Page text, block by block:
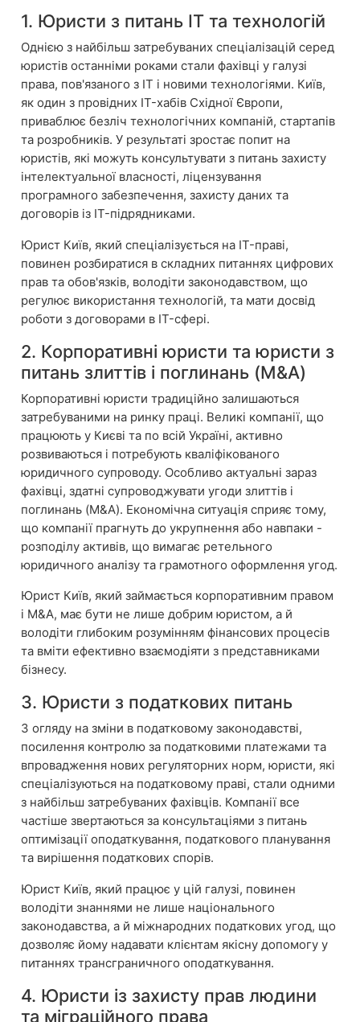
1. Юристи з питань IT та технологій
Однією з найбільш затребуваних спеціалізацій серед
юристів останніми роками стали фахівці у галузі
права, пов'язаного з IT і новими технологіями. Київ,
як один з провідних IT-хабів Східної Європи,
приваблює безліч технологічних компаній, стартапів
та розробників. У результаті зростає попит на
юристів, які можуть консультувати з питань захисту
інтелектуальної власності, ліцензування
програмного забезпечення, захисту даних та
договорів із IT-підрядниками.
Юрист Київ, який спеціалізується на IT-праві,
повинен розбиратися в складних питаннях цифрових
прав та обов'язків, володіти законодавством, що
регулює використання технологій, та мати досвід
роботи з договорами в IT-сфері.
2. Корпоративні юристи та юристи з
питань злиттів і поглинань (M&A)
Корпоративні юристи традиційно залишаються
затребуваними на ринку праці. Великі компанії, що
працюють у Києві та по всій Україні, активно
розвиваються і потребують кваліфікованого
юридичного супроводу. Особливо актуальні зараз
фахівці, здатні супроводжувати угоди злиттів і
поглинань (M&A). Економічна ситуація сприяє тому,
що компанії прагнуть до укрупнення або навпаки -
розподілу активів, що вимагає ретельного
юридичного аналізу та грамотного оформлення угод.
Юрист Київ, який займається корпоративним правом
і M&A, має бути не лише добрим юристом, а й
володіти глибоким розумінням фінансових процесів
та вміти ефективно взаємодіяти з представниками
бізнесу.
3. Юристи з податкових питань
З огляду на зміни в податковому законодавстві,
посилення контролю за податковими платежами та
впровадження нових регуляторних норм, юристи, які
спеціалізуються на податковому праві, стали одними
з найбільш затребуваних фахівців. Компанії все
частіше звертаються за консультаціями з питань
оптимізації оподаткування, податкового планування
та вирішення податкових спорів.
Юрист Київ, який працює у цій галузі, повинен
володіти знаннями не лише національного
законодавства, а й міжнародних податкових угод, що
дозволяє йому надавати клієнтам якісну допомогу у
питаннях трансграничного оподаткування.
4. Юристи із захисту прав людини
та міграційного права